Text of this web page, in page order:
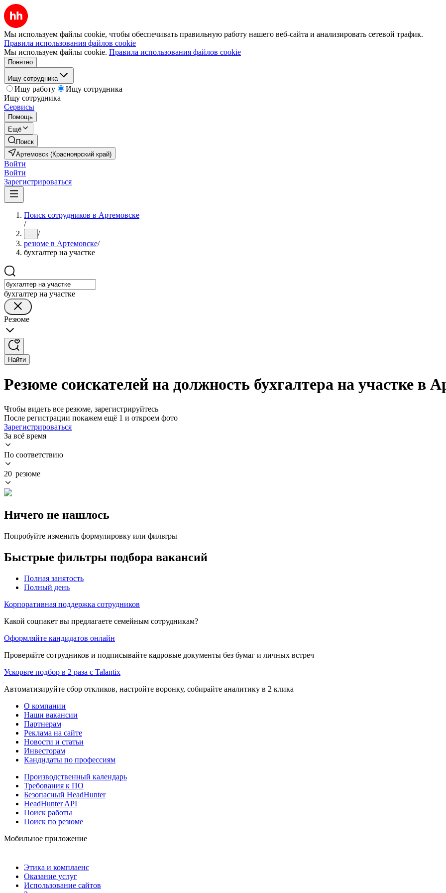
Мы используем файлы cookie, чтобы обеспечивать правильную работу нашего веб-сайта и анализировать сетевой трафик.
Правила использования файлов cookie
Мы используем файлы cookie. Правила использования файлов cookie
Понятно
Ищу сотрудника
Ищу работу
Ищу сотрудника
Ищу сотрудника
Сервисы
Помощь
Ещё
Поиск
Артемовск (Красноярский край)
Войти
Войти
Зарегистрироваться
Поиск сотрудников в Артемовске
/
... /
резюме в Артемовске/
бухгалтер на участке
бухгалтер на участке
Резюме
Найти
Резюме соискателей на должность бухгалтера на участке в
Чтобы видеть все резюме, зарегистрируйтесь
После регистрации покажем ещё 1 и откроем фото
Зарегистрироваться
За всё время
По соответствию
20 резюме
Ничего не нашлось
Попробуйте изменить формулировку или фильтры
Быстрые фильтры подбора вакансий
Полная занятость
Полный день
Корпоративная поддержка сотрудников
Какой соцпакет вы предлагаете семейным сотрудникам?
Оформляйте кандидатов онлайн
Проверяйте сотрудников и подписывайте кадровые документы без бумаг и личных встреч
Ускорьте подбор в 2 раза с Talantix
Автоматизируйте сбор откликов, настройте воронку, собирайте аналитику в 2 клика
О компании
Наши вакансии
Партнерам
Реклама на сайте
Новости и статьи
Инвесторам
Кандидаты по профессиям
Производственный календарь
Требования к ПО
Безопасный HeadHunter
HeadHunter API
Поиск работы
Поиск по резюме
Мобильное приложение
Этика и комплаенс
Оказание услуг
Использование сайтов